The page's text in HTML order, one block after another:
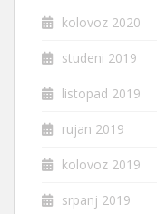
kolovoz 2020
studeni 2019
listopad 2019
rujan 2019
kolovoz 2019
srpanj 2019